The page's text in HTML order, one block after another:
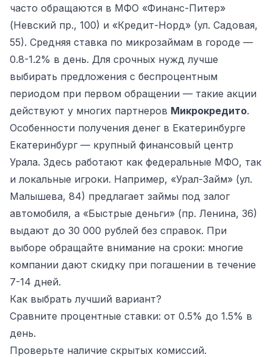
часто обращаются в МФО «Финанс-Питер»
(Невский пр., 100) и «Кредит-Норд» (ул. Садовая,
55). Средняя ставка по микрозаймам в городе —
0.8-1.2% в день. Для срочных нужд лучше
выбирать предложения с беспроцентным
периодом при первом обращении — такие акции
действуют у многих партнеров Микрокредито.
Особенности получения денег в Екатеринбурге
Екатеринбург — крупный финансовый центр
Урала. Здесь работают как федеральные МФО, так
и локальные игроки. Например, «Урал-Займ» (ул.
Малышева, 84) предлагает займы под залог
автомобиля, а «Быстрые деньги» (пр. Ленина, 36)
выдают до 30 000 рублей без справок. При
выборе обращайте внимание на сроки: многие
компании дают скидку при погашении в течение
7-14 дней.
Как выбрать лучший вариант?
Сравните процентные ставки: от 0.5% до 1.5% в
день.
Проверьте наличие скрытых комиссий.